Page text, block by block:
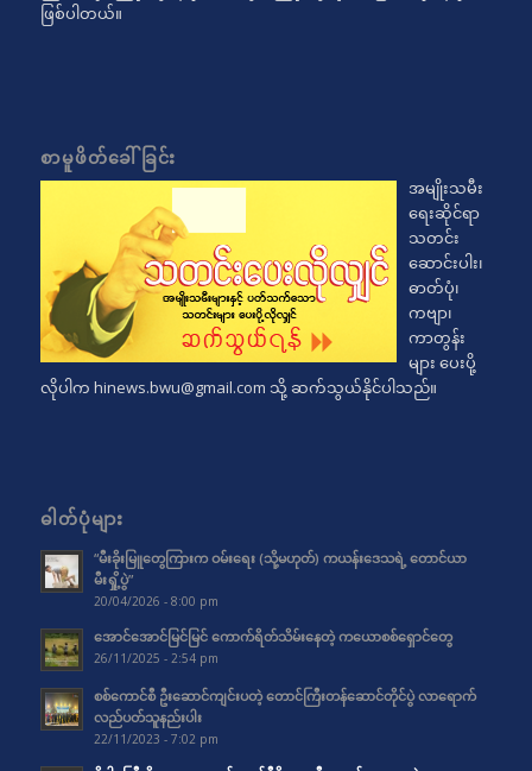
ဖြစ်ပါတယ်။
စာမူဖိတ်ခေါ်ခြင်း
အမျိုးသမီး
ရေးဆိုင်ရာ
သတင်း
ဆောင်းပါး၊
ဓာတ်ပုံ၊
ကဗျာ၊
ကာတွန်း
များ ပေးပို့
လိုပါက hinews.bwu@gmail.com သို့ ဆက်သွယ်နိုင်ပါသည်။
ဓါတ်ပုံများ
“မီးခိုးမြူတွေကြားက ဝမ်းရေး (သို့မဟုတ်) ကယန်းဒေသရဲ့ တောင်ယာ
မီးရှို့ပွဲ”
20/04/2026 - 8:00 pm
အောင်အောင်မြင်မြင် ကောက်ရိတ်သိမ်းနေတဲ့ ကယောစစ်ရှောင်တွေ
26/11/2025 - 2:54 pm
စစ်ကောင်စီ ဦးဆောင်ကျင်းပတဲ့ တောင်ကြီးတန်ဆောင်တိုင်ပွဲ လာရောက်
လည်ပတ်သူနည်းပါး
22/11/2023 - 7:02 pm